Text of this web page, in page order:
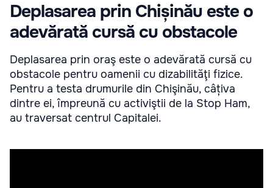
Deplasarea prin Chișinău este o
adevărată cursă cu obstacole
Deplasarea prin oraş este o adevărată cursă cu
obstacole pentru oamenii cu dizabilităţi fizice.
Pentru a testa drumurile din Chişinău, câțiva
dintre ei, împreună cu activiştii de la Stop Ham,
au traversat centrul Capitalei.